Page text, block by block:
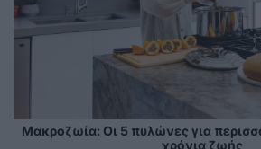
Mακροζωία: Οι 5 πυλώνες για
χρόνια ζωής